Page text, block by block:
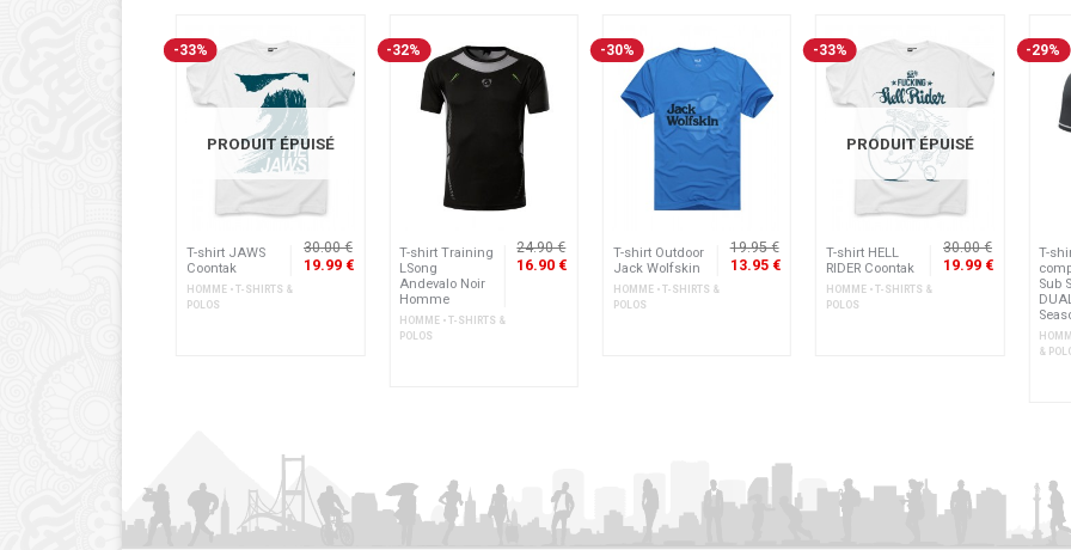
PRODUIT ÉPUISÉ
-33%
T-shirt JAWS
Coontak
HOMME • T-SHIRTS &
POLOS
30.00 €
19.99 €
-32%
T-shirt Training
LSong
Andevalo Noir
Homme
HOMME • T-SHIRTS &
POLOS
24.90 €
16.90 €
-30%
T-shirt Outdoor
Jack Wolfskin
HOMME • T-SHIRTS &
POLOS
19.95 €
13.95 €
PRODUIT ÉPUISÉ
-33%
T-shirt HELL
RIDER Coontak
HOMME • T-SHIRTS &
POLOS
30.00 €
19.99 €
-29%
T-
Sub
&